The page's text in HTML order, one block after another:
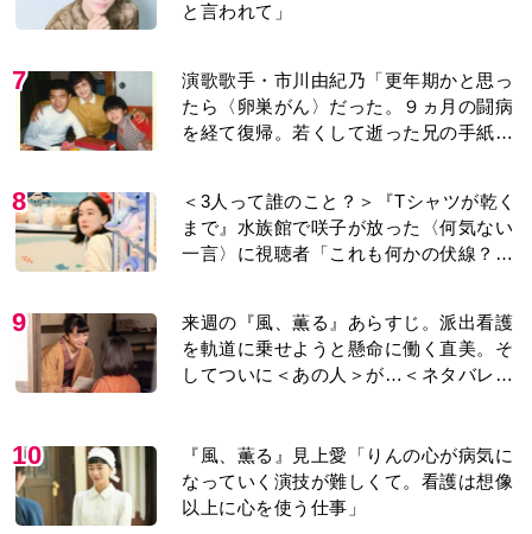
と言われて」
7
演歌歌手・市川由紀乃「更年期かと思っ
たら〈卵巣がん〉だった。９ヵ月の闘病
を経て復帰。若くして逝った兄の手紙を
8
＜3人って誰のこと？＞『Tシャツが乾く
まで』水族館で咲子が放った〈何気ない
一言〉に視聴者「これも何かの伏線？」
9
来週の『風、薫る』あらすじ。派出看護
を軌道に乗せようと懸命に働く直美。そ
してついに＜あの人＞が…＜ネタバレあ
10
『風、薫る』見上愛「りんの心が病気に
なっていく演技が難しくて。看護は想像
以上に心を使う仕事」